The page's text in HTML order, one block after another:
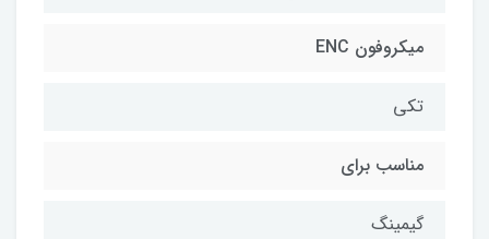
میکروفون ENC
تکی
مناسب برای
گیمینگ